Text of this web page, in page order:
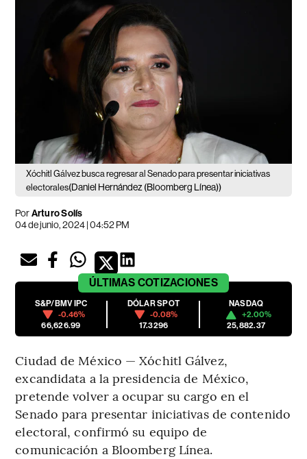
Xóchitl Gálvez busca regresar al Senado para presentar iniciativas
electorales(Daniel Hernández (Bloomberg Línea))
PorArturo Solís
04 de junio, 2024 | 04:52 PM
ÚLTIMAS COTIZACIONES
S&P/BMV IPC
-0.46%
66,626.99
DÓLAR SPOT
-0.08%
17.3296
NASDAQ
+2.00%
25,882.37
Ciudad de México — Xóchitl Gálvez,
excandidata a la presidencia de México,
pretende volver a ocupar su cargo en el
Senado para presentar iniciativas de contenido
electoral, confirmó su equipo de
comunicación a Bloomberg Línea.